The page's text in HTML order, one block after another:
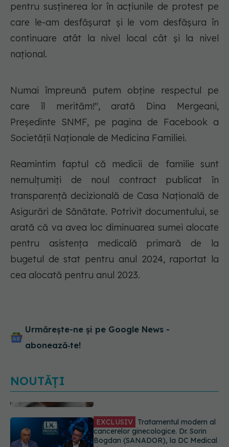
pentru susţinerea lor în acţiunile de protest pe
care le-am desfăşurat şi le vom desfăşura în
continuare atât la nivel local cât şi la nivel
naţional.
Numai împreună putem obţine respectul pe
care îl merităm!", arată Dina Mergeani,
Preşedinte SNMF, pe pagina de Facebook a
Societății Naționale de Medicina Familiei.
Reamintim faptul că medicii de familie sunt
nemulțumiți de noul contract publicat în
transparență decizională de Casa Națională de
Asigurări de Sănătate. Potrivit documentului, se
arată că va avea loc diminuarea sumei alocate
pentru asistența medicală primară de la
bugetul de stat pentru anul 2024, raportat la
cea alocată pentru anul 2023.
Urmărește-ne și pe Google News -
abonează‑te!
NOUTĂȚI
EXCLUSIV
Tratamentul modern al
cancerelor ginecologice. Dr. Sorin
Bogdan (SANADOR), la DC Medical
și DC News